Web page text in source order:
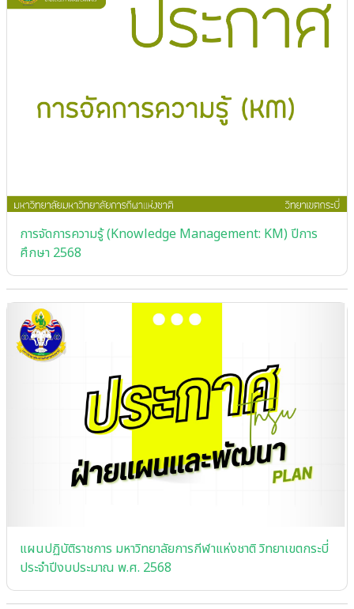
การจัดการความรู้ (Knowledge Management: KM) ปีการ
ศึกษา 2568
แผนปฏิบัติราชการ มหาวิทยาลัยการกีฬาแห่งชาติ วิทยาเขตกระบี่
ประจําปีงบประมาณ พ.ศ. 2568